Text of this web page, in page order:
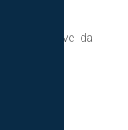
a nível da